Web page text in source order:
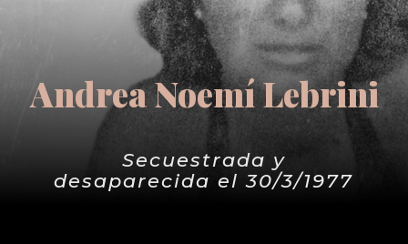
Andrea Noemí Lebrini
Secuestrada y
desaparecida el 30/3/1977